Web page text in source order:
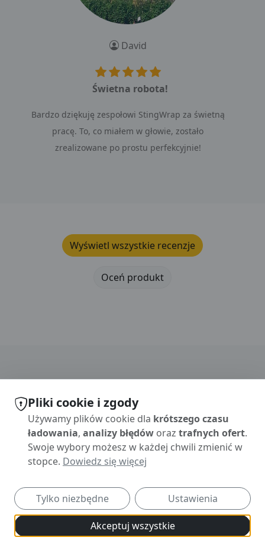
David
Świetna robota!
Bardzo dziękuję zespołowi StingWrap za świetną
pracę. To, co miałem w głowie, zostało
zrealizowane po prostu perfekcyjnie!
Wyświetl wszystkie recenzje
Oceń produkt
Pliki cookie i zgody
Używamy plików cookie dla krótszego czasu
ładowania, analizy błędów oraz trafnych ofert.
Swoje wybory możesz w każdej chwili zmienić w
stopce. Dowiedz się więcej
Tylko niezbędne Ustawienia
Akceptuj wszystkie
Informationen
Polityka prywatności
Polityka anulowania
Nota prawna
Ustawienia plików cookie